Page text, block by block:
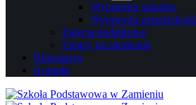
Wyprawka szkolna
Wyprawka
Zajęcia dodatkowe
Zapisy na spotkania
Rekrutacja
Kontakt